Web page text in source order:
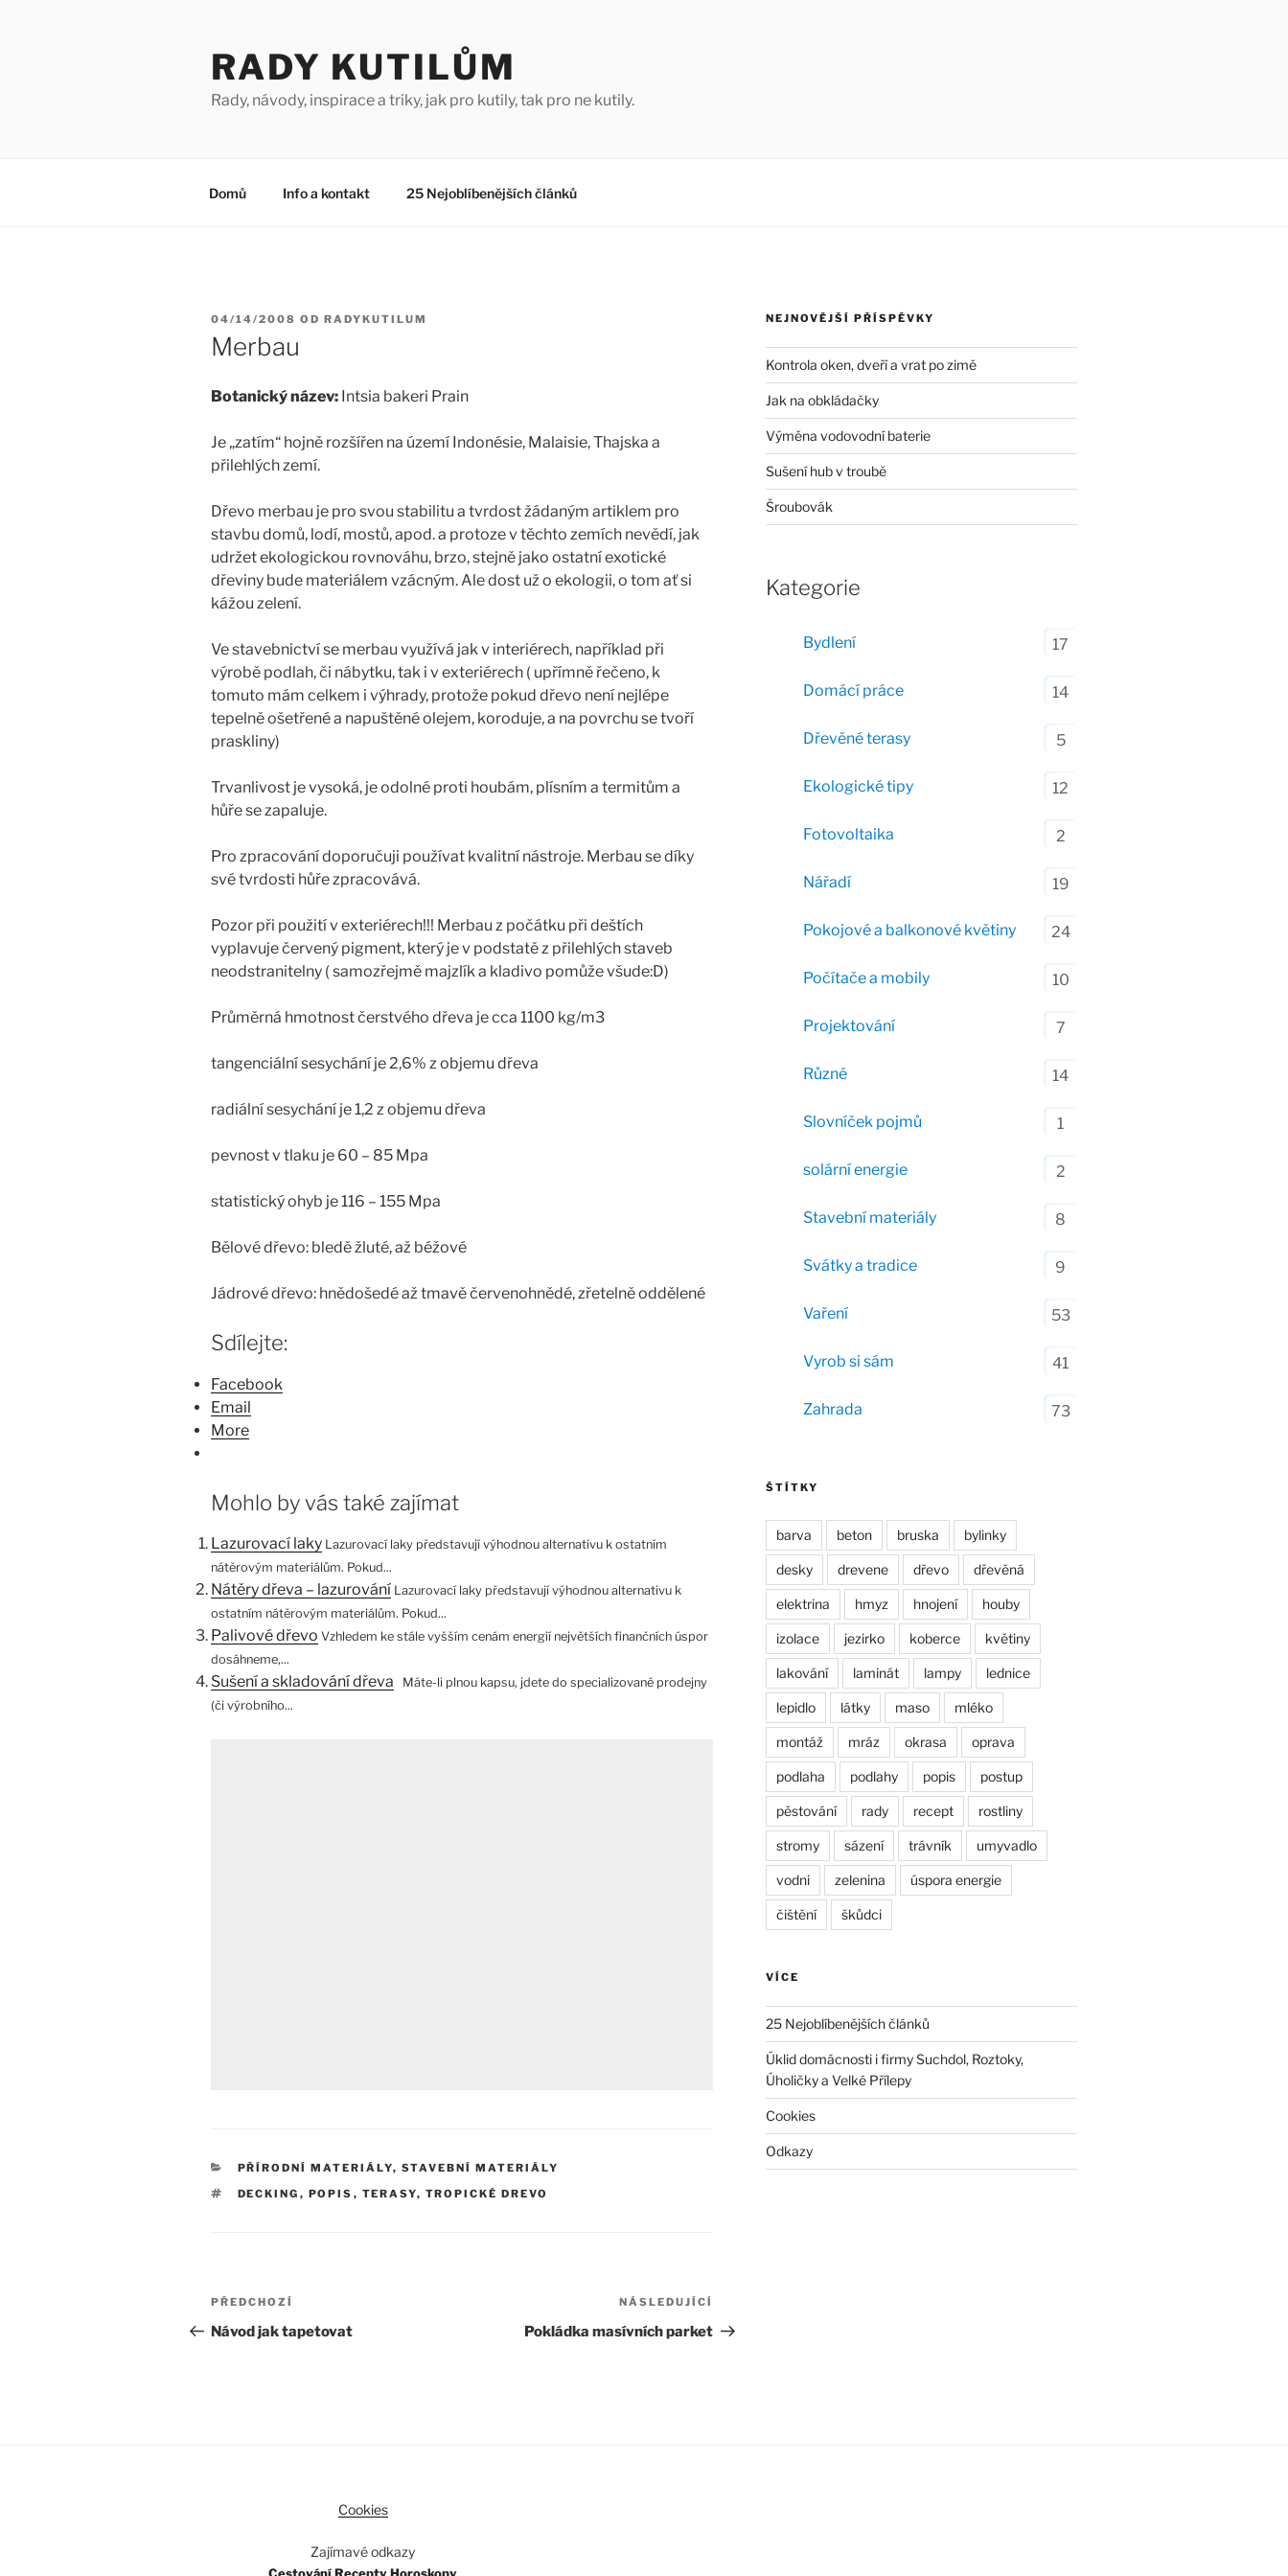
RADY KUTILŮM
Rady, návody, inspirace a triky, jak pro kutily, tak pro ne kutily.
Domů Info a kontakt 25 Nejoblíbenějších článků
PUBLIKOVÁNO
04/14/2008 OD RADYKUTILUM
Merbau
Botanický název: Intsia bakeri Prain
Je „zatím“ hojně rozšířen na území Indonésie, Malaisie, Thajska a
přilehlých zemí.
Dřevo merbau je pro svou stabilitu a tvrdost žádaným artiklem pro
stavbu domů, lodí, mostů, apod. a protoze v těchto zemích nevědí, jak
udržet ekologickou rovnováhu, brzo, stejně jako ostatní exotické
dřeviny bude materiálem vzácným. Ale dost už o ekologii, o tom ať si
kážou zelení.
Ve stavebnictví se merbau využívá jak v interiérech, například při
výrobě podlah, či nábytku, tak i v exteriérech ( upřímně řečeno, k
tomuto mám celkem i výhrady, protože pokud dřevo není nejlépe
tepelně ošetřené a napuštěné olejem, koroduje, a na povrchu se tvoří
praskliny)
Trvanlivost je vysoká, je odolné proti houbám, plísním a termitům a
hůře se zapaluje.
Pro zpracování doporučuji používat kvalitní nástroje. Merbau se díky
své tvrdosti hůře zpracovává.
Pozor při použití v exteriérech!!! Merbau z počátku při deštích
vyplavuje červený pigment, který je v podstatě z přilehlých staveb
neodstranitelny ( samozřejmě majzlík a kladivo pomůže všude:D)
Průměrná hmotnost čerstvého dřeva je cca 1100 kg/m3
tangenciální sesychání je 2,6% z objemu dřeva
radiální sesychání je 1,2 z objemu dřeva
pevnost v tlaku je 60 – 85 Mpa
statistický ohyb je 116 – 155 Mpa
Bělové dřevo: bledě žluté, až béžové
Jádrové dřevo: hnědošedé až tmavě červenohnědé, zřetelně oddělené
Sdílejte:
Facebook
Email
More
Mohlo by vás také zajímat
Lazurovací laky Lazurovací laky představují výhodnou alternativu k ostatním
nátěrovým materiálům. Pokud...
Nátěry dřeva – lazurování Lazurovací laky představují výhodnou alternativu k
ostatním nátěrovým materiálům. Pokud...
Palivové dřevo Vzhledem ke stále vyšším cenám energií největších finančních úspor
dosáhneme,...
Sušení a skladování dřeva
Máte-li plnou kapsu, jdete do specializované prodejny
(či výrobního...
RUBRIKY
PŘÍRODNÍ MATERIÁLY, STAVEBNÍ MATERIÁLY
ŠTÍTKY
DECKING , POPIS , TERASY, TROPICKÉ DREVO
Navigace
pro
Předchozí
příspěvek
PŘEDCHOZÍ
Návod jak tapetovat
příspěvek
NÁSLEDUJÍCÍ
Pokládka masívních parket
NEJNOVĚJŠÍ PŘÍSPĚVKY
Kontrola oken, dveří a vrat po zimě
Jak na obkládačky
Výměna vodovodní baterie
Sušení hub v troubě
Šroubovák
Kategorie
Bydlení 17
Domácí práce 14
Dřevěné terasy 5
Ekologické tipy 12
Fotovoltaika 2
Nářadí 19
Pokojové a balkonové květiny 24
Počítače a mobily 10
Projektování 7
Různé 14
Slovníček pojmů 1
solární energie 2
Stavební materiály 8
Svátky a tradice 9
Vaření 53
Vyrob si sám 41
Zahrada 73
ŠTÍTKY
barva beton bruska bylinky
desky drevene dřevo dřevěná
elektrina hmyz hnojení houby
izolace jezirko koberce květiny
lakování laminát lampy lednice
lepidlo látky maso mléko
montáž mráz okrasa oprava
podlaha podlahy popis postup
pěstování rady recept rostliny
stromy sázení trávník umyvadlo
vodni zelenina úspora energie
čištění škůdci
VÍCE
25 Nejoblíbenějších článků
Úklid domácnosti i firmy Suchdol, Roztoky,
Úholičky a Velké Přílepy
Cookies
Odkazy
Cookies
Zajímavé odkazy